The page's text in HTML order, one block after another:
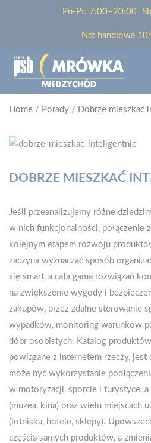
Pn-Pt: 7:00–20:00
Nd: handlowa
Home / Porady / Dobrze mieszkać
DOBRZE MIESZKAĆ
Jeśli przeanalizujemy różne
w nich funkcjonalności, połączenie
kolejnym etapem rozwoju
zaczyna wyznaczać sposób
się smart, a cała gama rozwiązań
na zwiększenie wygody i
zakupów, przez zdalne sterowanie
wypadków, monitoring warunków
dóbr osobistych. Katalog
powiązane z internetem rzeczy, jest
może być wykorzystanie
w motoryzacji, sporcie i turystyce,
(muzea, kina) oraz wielu miejscach
(lotniska, hotele, sklepy).
częścią samych produktów, a